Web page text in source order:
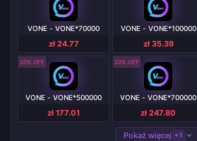
VONE - VONE*70000
zł 24.77
VONE - VONE*100000
zł 35.39
20% OFF
VONE - VONE*500000
zł 177.01
20% OFF
VONE - VONE*700000
zł 247.80
Pokaż więcej +1